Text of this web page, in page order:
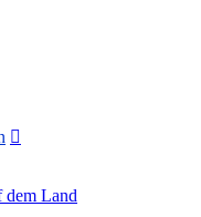
dem Land